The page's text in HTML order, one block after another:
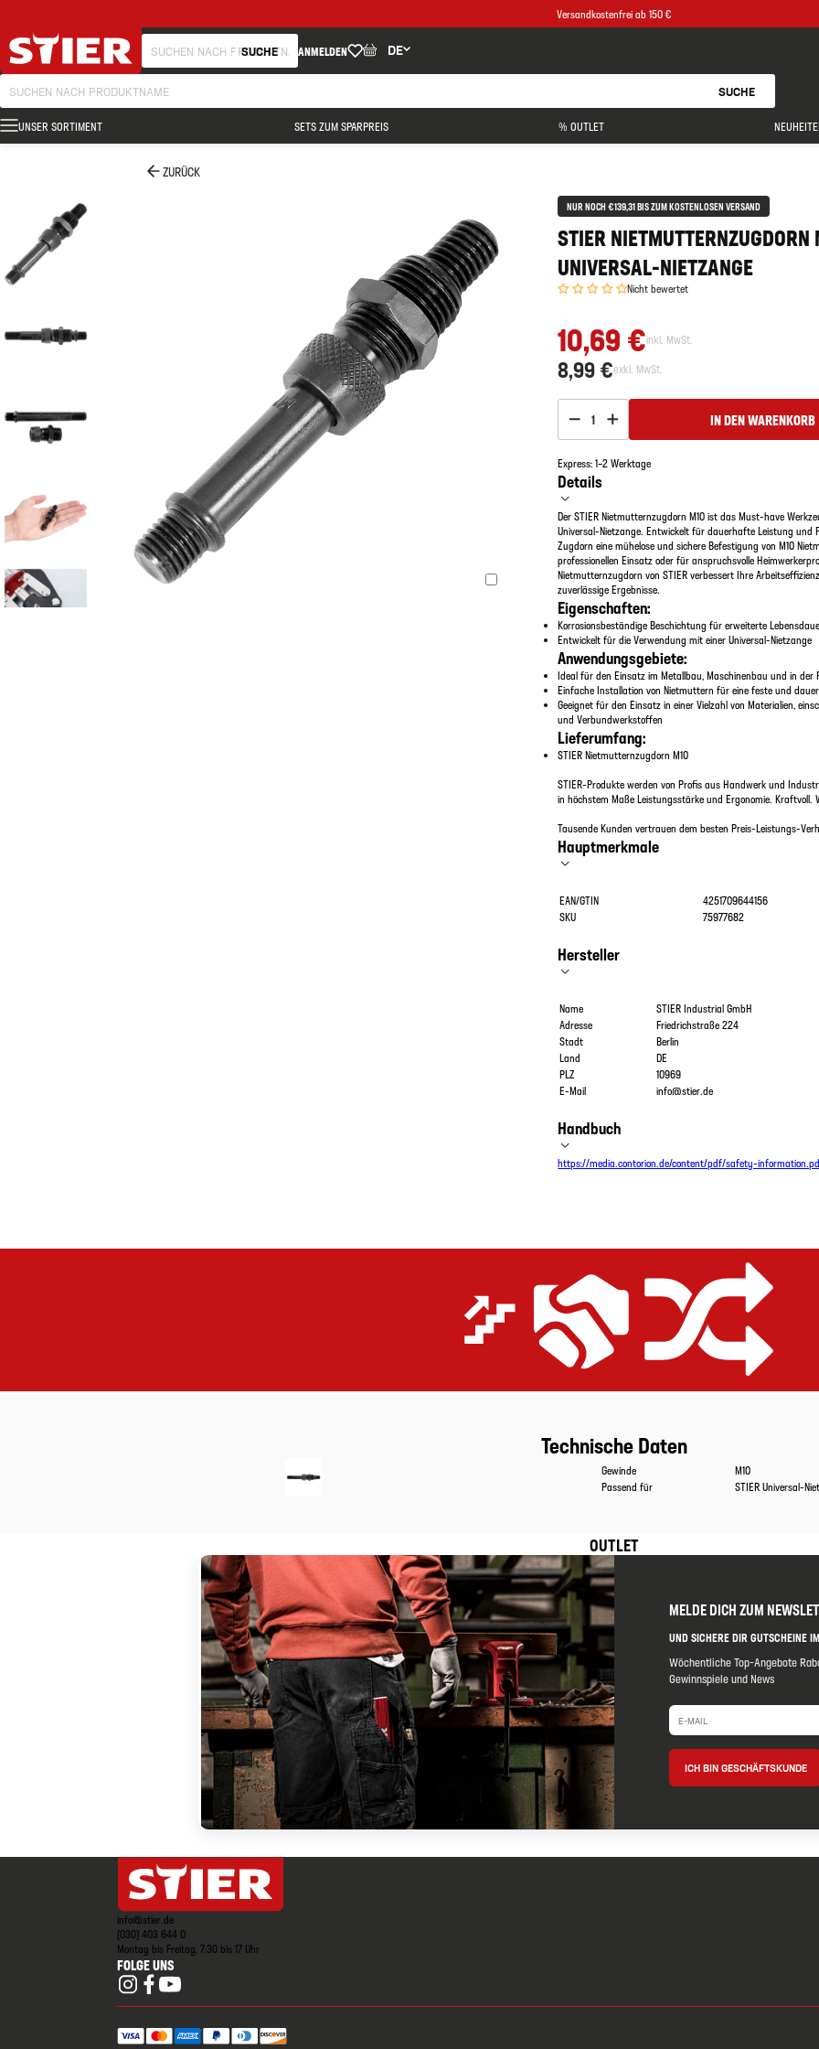
Versandkostenfrei ab 150 €
SUCHE ANMELDEN DE
SUCHE
UNSER SORTIMENT SETS ZUM SPARPREIS % OUTLET
ZURÜCK
NUR NOCH €139,31 BIS ZUM KOSTENLOSEN VERSAND
STIER NIETMUTTERNZUGDORN
UNIVERSAL-NIETZANGE
Nicht bewertet
10,69 €inkl. MwSt.
8,99 €exkl. MwSt.
1 IN DEN WARENKORB
Express: 1–2 Werktage
Details
Der STIER Nietmutternzugdorn M10 ist das Must-have
Universal-Nietzange. Entwickelt für dauerhafte Leistung und
Zugdorn eine mühelose und sichere Befestigung von M10
professionellen Einsatz oder für anspruchsvolle
Nietmutternzugdorn von STIER verbessert Ihre
zuverlässige Ergebnisse.
Eigenschaften:
Korrosionsbeständige Beschichtung für erweiterte
Entwickelt für die Verwendung mit einer Universal-Nietzange
Anwendungsgebiete:
Ideal für den Einsatz im Metallbau, Maschinenbau und in der
Einfache Installation von Nietmuttern für eine feste und
Geeignet für den Einsatz in einer Vielzahl von Materialien,
und Verbundwerkstoffen
Lieferumfang:
STIER Nietmutternzugdorn M10
STIER-Produkte werden von Profis aus Handwerk und
in höchstem Maße Leistungsstärke und Ergonomie. Kraftvoll.
Tausende Kunden vertrauen dem besten Preis-Leistungs-
Hauptmerkmale
EAN/GTIN
4251709644156
SKU
75977682
Hersteller
Name
STIER Industrial GmbH
Adresse
Friedrichstraße 224
Stadt
Berlin
Land
DE
PLZ
10969
E-Mail
info@stier.de
Handbuch
https://media.contorion.de/content/pdf/safety-
Technische Daten
Eigenschaften
Gewinde
M10
Passend für
STIER Universal-
OUTLET
MELDE DICH ZUM
UND SICHERE DIR GUTSCHEINE
Wöchentliche Top-Angebote
Gewinnspiele und News
ICH BIN GESCHÄFTSKUNDE
info@stier.de
(030) 403 644 0
Montag bis Freitag, 7:30 bis 17 Uhr
FOLGE UNS